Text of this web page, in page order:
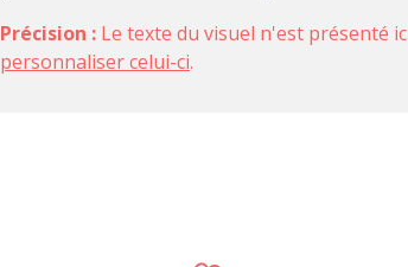
Précision : Le texte du visuel n'est présenté
personnaliser celui-ci.